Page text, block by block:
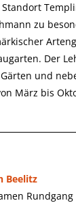
Standort
zu
Der
und
März bis
Beelitz